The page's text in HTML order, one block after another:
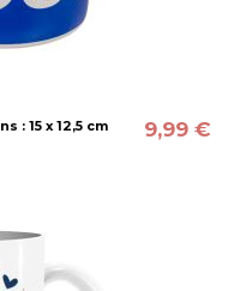
: 15 x 12,5 cm 9,99 €